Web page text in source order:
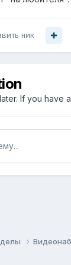
ник
If you have